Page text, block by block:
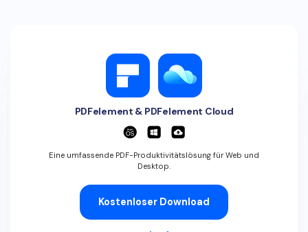
PDFelement & PDFelement Cloud
Eine umfassende PDF-Produktivitätslösung für Web und
Desktop.
Kostenloser Download